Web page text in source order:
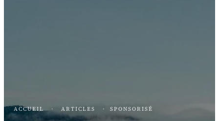
ACCUEIL · ARTICLES · SPONSORISÉ